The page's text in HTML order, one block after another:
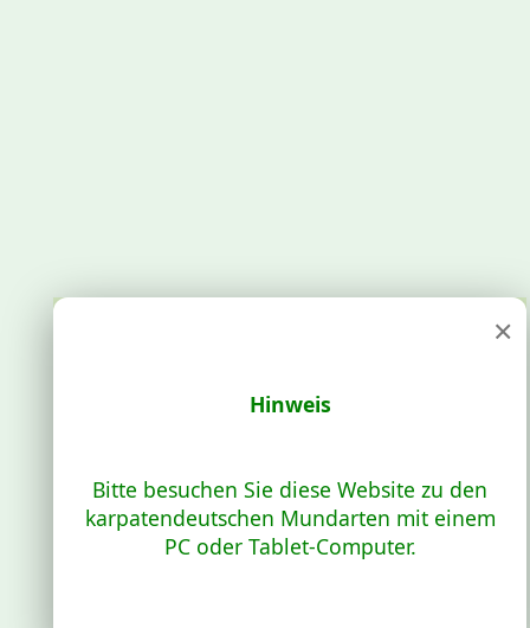
×
Hinweis
Bitte besuchen Sie diese Website zu den
karpatendeutschen Mundarten mit einem
PC oder Tablet-Computer.